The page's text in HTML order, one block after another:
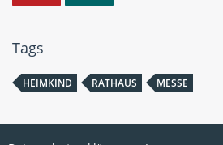
Tags
HEIMKIND RATHAUS MESSE